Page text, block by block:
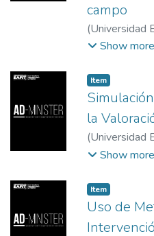
campo
(Universidad
Aktouf
Show more
Item
la
(Universidad
Ignacio Torres;
Show more
Item
Uso de